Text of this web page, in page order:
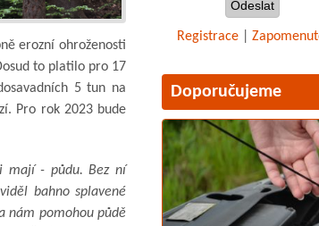
erozní ohroženosti
to platilo pro 17
5 tun na
Pro rok 2023 bude
mají - půdu. Bez ní
bahno splavené
nám pomohou půdě
Registrace
Doporučujeme